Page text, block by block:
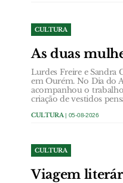
CULTURA
As duas
Lurdes Freire e Sandra
em Ourém. No Dia do
acompanhou o
criação de vestidos
CULTURA | 05-08-2026
CULTURA
Viagem